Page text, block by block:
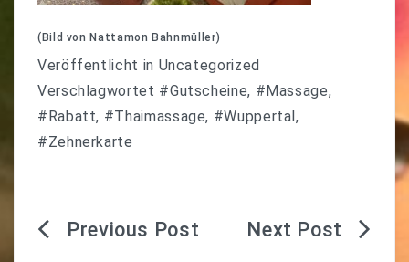
(Bild von Nattamon Bahnmüller)
Veröffentlicht in Uncategorized
Verschlagwortet #Gutscheine, #Massage,
#Rabatt, #Thaimassage, #Wuppertal,
#Zehnerkarte
Beitragsnavigation